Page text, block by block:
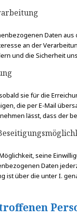
Daten aus
an der
und die Sicherheit
sie für die
die per E-Mail
lässt, dass der
seine
Daten
ist über die unter I.